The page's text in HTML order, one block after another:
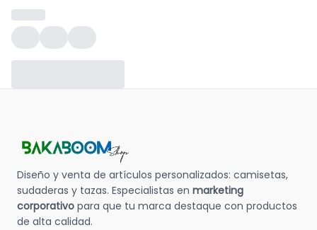
Diseño y venta de artículos personalizados: camisetas,
sudaderas y tazas. Especialistas en marketing
corporativo para que tu marca destaque con productos
de alta calidad.